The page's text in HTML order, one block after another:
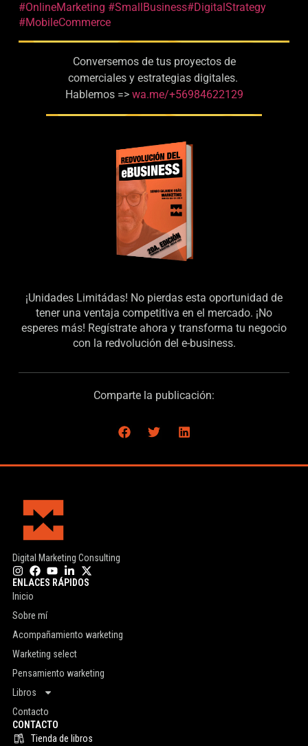
#OnlineMarketing #SmallBusiness#DigitalStrategy
#MobileCommerce
Conversemos de tus proyectos de
comerciales y estrategias digitales.
Hablemos => wa.me/+56984622129
¡Unidades Limitádas! No pierdas esta oportunidad de
tener una ventaja competitiva en el mercado. ¡No
esperes más! Regístrate ahora y transforma tu negocio
con la redvolución del e-business.
Comparte la publicación:
Digital Marketing Consulting
ENLACES RÁPIDOS
Inicio
Sobre mí
Acompañamiento warketing
Warketing select
Pensamiento warketing
Libros
Contacto
CONTACTO
Tienda de libros